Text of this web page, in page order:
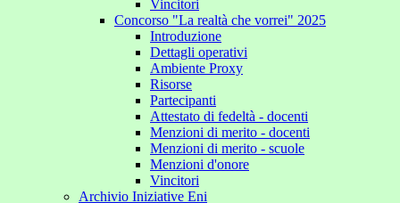
Vincitori
Concorso "La realtà che vorrei" 2025
Introduzione
Dettagli operativi
Ambiente Proxy
Risorse
Partecipanti
Attestato di fedeltà - docenti
Menzioni di merito - docenti
Menzioni di merito - scuole
Menzioni d'onore
Vincitori
Archivio Iniziative Eni